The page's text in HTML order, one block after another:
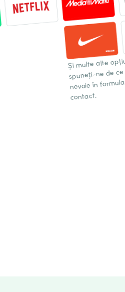
Și multe alte
spuneți-ne de
nevoie în
contact.